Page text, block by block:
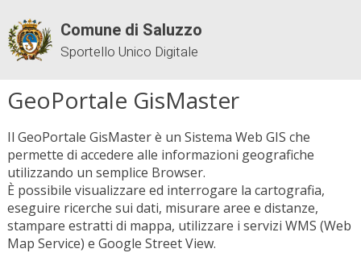
Comune di Saluzzo
Sportello Unico Digitale
GeoPortale GisMaster
Il GeoPortale GisMaster è un Sistema Web GIS che
permette di accedere alle informazioni geografiche
utilizzando un semplice Browser.
È possibile visualizzare ed interrogare la cartografia,
eseguire ricerche sui dati, misurare aree e distanze,
stampare estratti di mappa, utilizzare i servizi WMS (Web
Map Service) e Google Street View.